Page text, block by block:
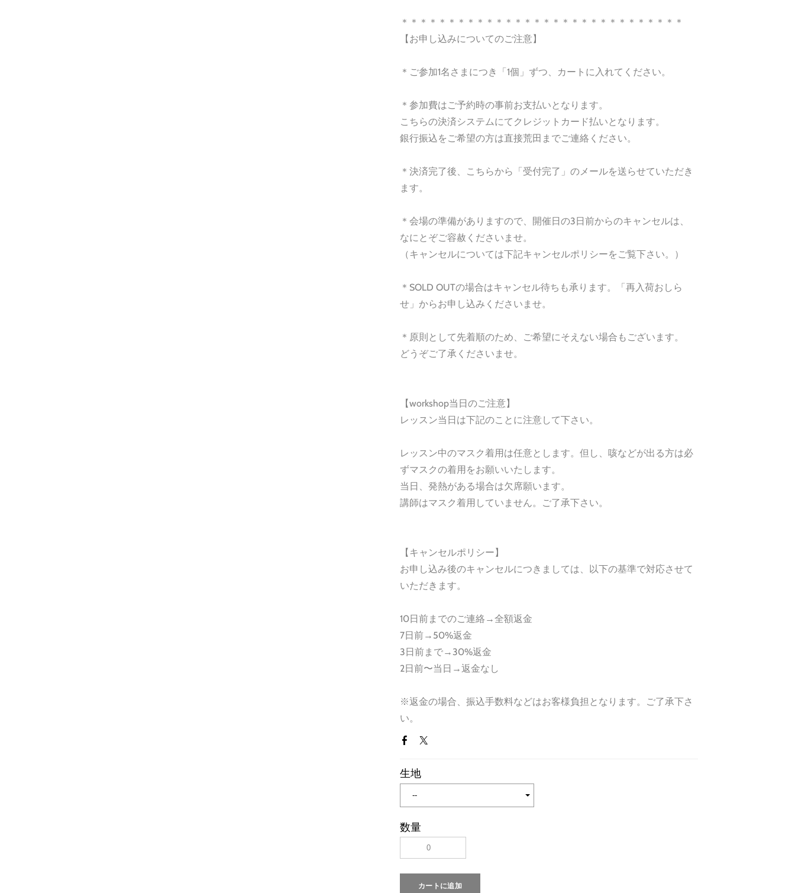
＊＊＊＊＊＊＊＊＊＊＊＊＊＊＊＊＊＊＊＊＊＊＊＊＊＊＊＊＊＊
【お申し込みについてのご注意】
＊ご参加1名さまにつき「1個」ずつ、カートに入れてください。
＊参加費はご予約時の事前お支払いとなります。
こちらの決済システムにてクレジットカード払いとなります。
銀行振込をご希望の方は直接荒田までご連絡ください。
＊決済完了後、こちらから「受付完了」のメールを送らせていただき
ます。
＊会場の準備がありますので、開催日の3日前からのキャンセルは、
なにとぞご容赦くださいませ。
（キャンセルについては下記キャンセルポリシーをご覧下さい。）
＊SOLD OUTの場合はキャンセル待ちも承ります。「再入荷おしら
せ」からお申し込みくださいませ。
＊原則として先着順のため、ご希望にそえない場合もございます。
どうぞご了承くださいませ。
【workshop当日のご注意】
レッスン当日は下記のことに注意して下さい。
レッスン中のマスク着用は任意とします。但し、咳などが出る方は必
ずマスクの着用をお願いいたします。
当日、発熱がある場合は欠席願います。
講師はマスク着用していません。ご了承下さい。
【キャンセルポリシー】
お申し込み後のキャンセルにつきましては、以下の基準で対応させて
いただきます。
10日前までのご連絡→全額返金
7日前→50%返金
3日前まで→30%返金
2日前〜当日→返金なし
※返金の場合、振込手数料などはお客様負担となります。ご了承下さ
い。
生地
数量
カートに追加